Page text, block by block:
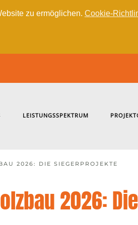
zu ermöglichen. Cookie-
LEISTUNGSSPEKTRUM
2026: DIE SIEGERPROJEKTE
2026: